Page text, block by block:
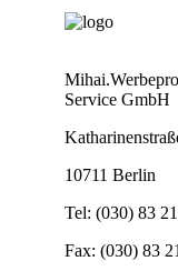
Service GmbH
10711 Berlin
Tel: (030) 83
Fax: (030) 83